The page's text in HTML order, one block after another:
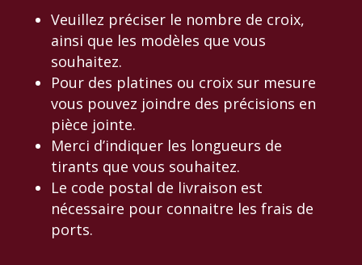
Veuillez préciser le nombre de croix,
ainsi que les modèles que vous
souhaitez.
Pour des platines ou croix sur mesure
vous pouvez joindre des précisions en
pièce jointe.
Merci d’indiquer les longueurs de
tirants que vous souhaitez.
Le code postal de livraison est
nécessaire pour connaitre les frais de
ports.